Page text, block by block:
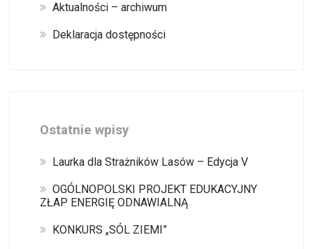
Aktualności – archiwum
Deklaracja dostępności
Ostatnie wpisy
Laurka dla Strażników Lasów – Edycja V
OGÓLNOPOLSKI PROJEKT EDUKACYJNY
ZŁAP ENERGIĘ ODNAWIALNĄ
KONKURS „SÓL ZIEMI”